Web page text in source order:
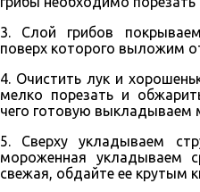
3. Слой грибов
поверх которого выложим
4. Очистить лук и
мелко порезать и
чего готовую выкладываем
5. Сверху укладываем
мороженная укладываем
свежая, обдайте ее крутым